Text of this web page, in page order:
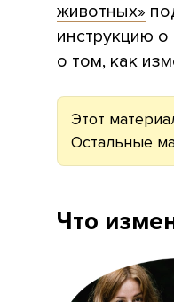
животных»
инструкцию о
о том, как
Этот
Остальные
Что